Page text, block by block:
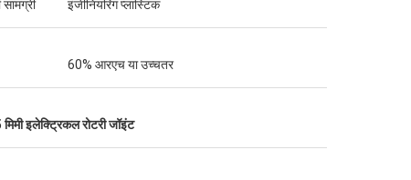
सामग्री इंजीनियरिंग प्लास्टिक
60% आरएच या उच्चतर
इलेक्ट्रिकल रोटरी जॉइंट